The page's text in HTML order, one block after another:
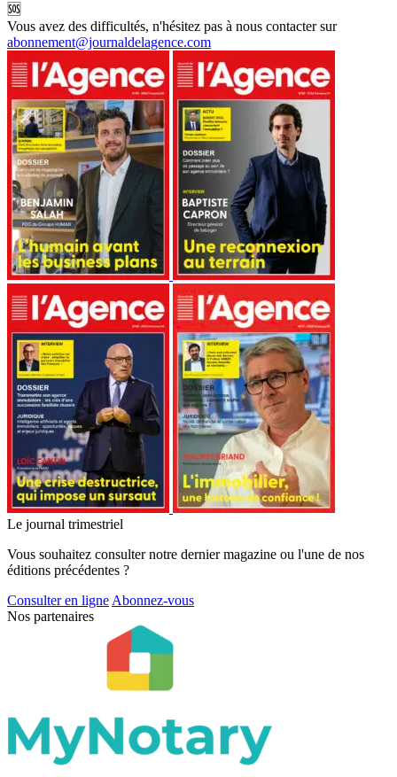
🆘
Vous avez des difficultés, n'hésitez pas à nous contacter sur
abonnement@journaldelagence.com
Le journal trimestriel
Vous souhaitez consulter notre dernier magazine ou l'une de nos
éditions précédentes ?
Consulter en ligne Abonnez-vous
Nos partenaires